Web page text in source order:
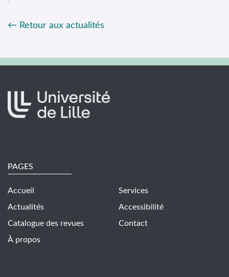
Retour aux actualités
Pied de page
PAGES
Accueil
Actualités
Catalogue des revues
À propos
Services
Accessibilité
Contact